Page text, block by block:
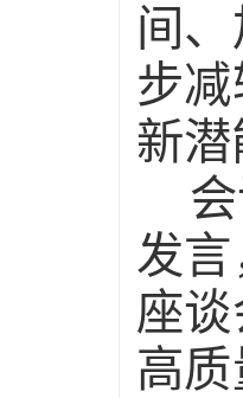
间
步
新
发
座
高